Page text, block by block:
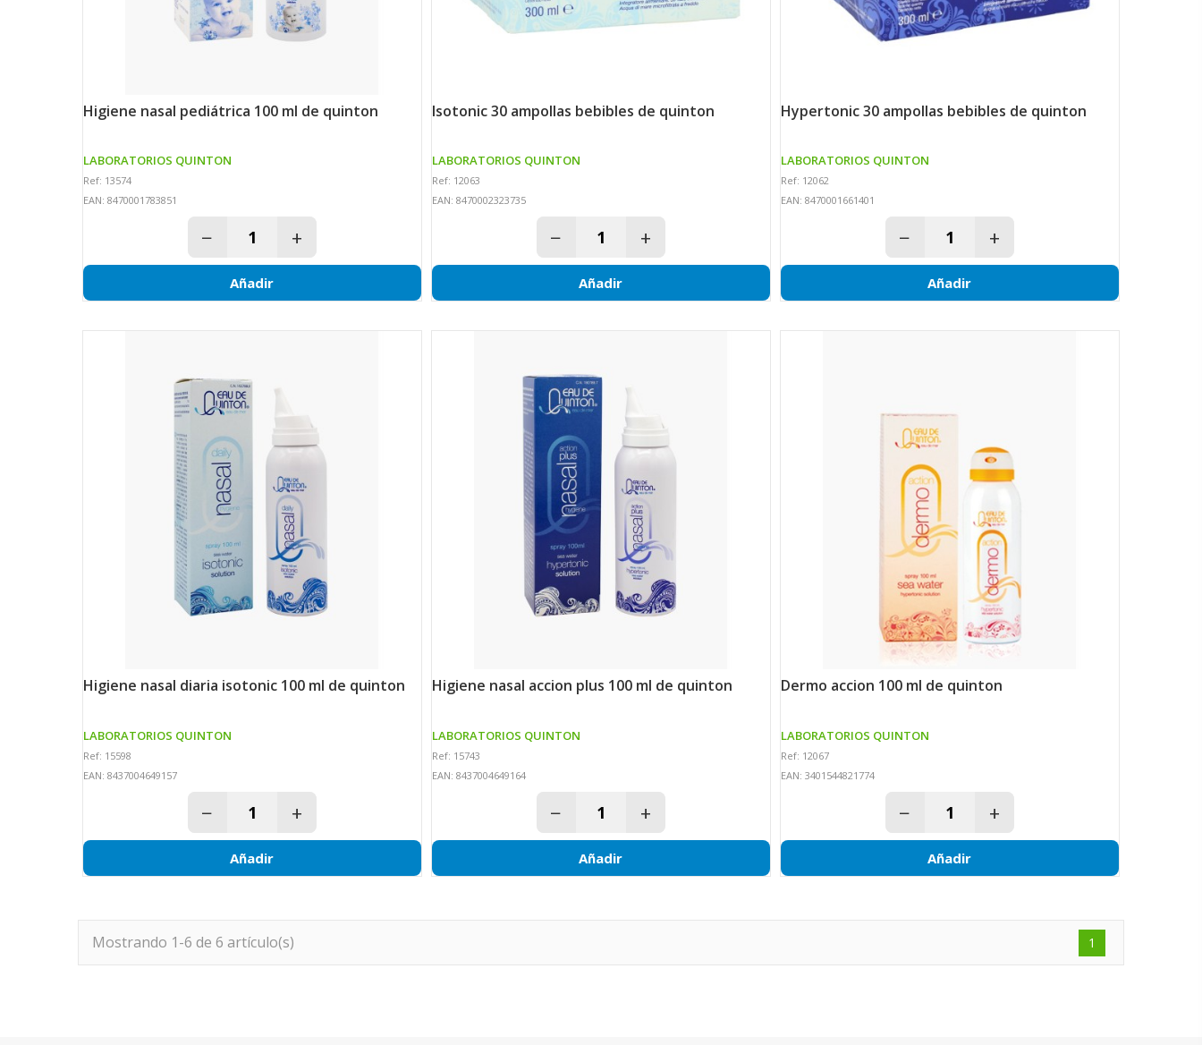
higiene nasal pediátrica 100 ml de quinton
LABORATORIOS QUINTON
Ref: 13574
EAN: 8470001783851
− +
Añadir
isotonic 30 ampollas bebibles de quinton
LABORATORIOS QUINTON
Ref: 12063
EAN: 8470002323735
− +
Añadir
hypertonic 30 ampollas bebibles de quinton
LABORATORIOS QUINTON
Ref: 12062
EAN: 8470001661401
− +
Añadir
higiene nasal diaria isotonic 100 ml de quinton
LABORATORIOS QUINTON
Ref: 15598
EAN: 8437004649157
− +
Añadir
higiene nasal accion plus 100 ml de quinton
LABORATORIOS QUINTON
Ref: 15743
EAN: 8437004649164
− +
Añadir
dermo accion 100 ml de quinton
LABORATORIOS QUINTON
Ref: 12067
EAN: 3401544821774
− +
Añadir
Mostrando 1-6 de 6 artículo(s) 1